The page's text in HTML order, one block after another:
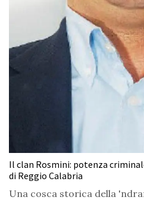
Il clan Rosmini: potenza
di Reggio Calabria
Una cosca storica della